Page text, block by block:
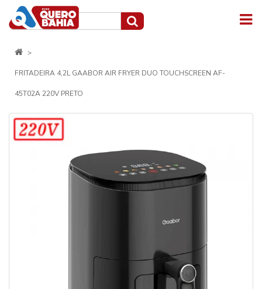
FRITADEIRA 4,2L GAABOR AIR FRYER DUO TOUCHSCREEN AF-
45T02A 220V PRETO